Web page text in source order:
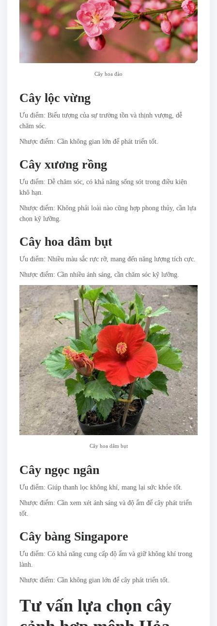
Cây hoa đào
Cây lộc vừng
Ưu điểm: Biểu tượng của sự trường tồn và thịnh vượng, dễ
chăm sóc.
Nhược điểm: Cần không gian lớn để phát triển tốt.
Cây xương rồng
Ưu điểm: Dễ chăm sóc, có khả năng sống sót trong điều kiện
khô hạn.
Nhược điểm: Không phải loài nào cũng hợp phong thủy, cần lựa
chọn kỹ lưỡng.
Cây hoa dâm bụt
Ưu điểm: Nhiều màu sắc rực rỡ, mang đến năng lượng tích cực.
Nhược điểm: Cần nhiều ánh sáng, cần chăm sóc kỹ lưỡng.
Cây hoa dâm bụt
Cây ngọc ngân
Ưu điểm: Giúp thanh lọc không khí, mang lại sức khỏe tốt.
Nhược điểm: Cần xem xét ánh sáng và độ ẩm để cây phát triển
tốt.
Cây bàng Singapore
Ưu điểm: Có khả năng cung cấp độ ẩm và giữ không khí trong
lành.
Nhược điểm: Cần không gian lớn để cây phát triển tốt.
Tư vấn lựa chọn cây